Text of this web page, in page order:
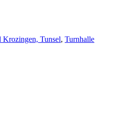
Krozingen, Tunsel, Turnhalle